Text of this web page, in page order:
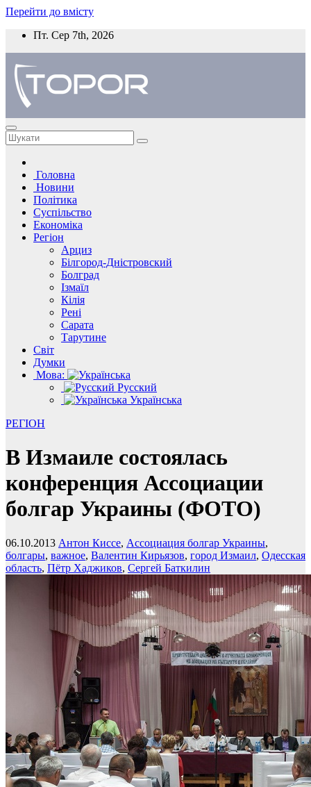
Перейти до вмісту
Пт. Сер 7th, 2026
Головна
Новини
Політика
Суспільство
Економіка
Регіон
Арциз
Білгород-Дністровский
Болград
Ізмаїл
Кілія
Рені
Сарата
Тарутине
Світ
Думки
Мова:
Русский
Українська
РЕГІОН
В Измаиле состоялась
конференция Ассоциации
болгар Украины (ФОТО)
06.10.2013 Антон Киссе, Ассоциация болгар Украины,
болгары, важное, Валентин Кирьязов, город Измаил, Одесская
область, Пётр Хаджиков, Сергей Баткилин